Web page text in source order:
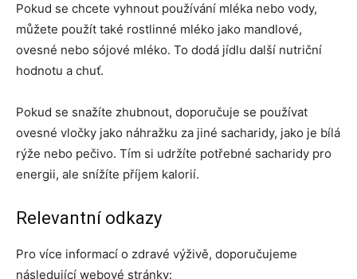
Pokud se chcete vyhnout používání mléka nebo vody,
můžete použít také rostlinné mléko jako mandlové,
ovesné nebo sójové mléko. To dodá jídlu další nutriční
hodnotu a chuť.
Pokud se snažíte zhubnout, doporučuje se používat
ovesné vločky jako náhražku za jiné sacharidy, jako je bílá
rýže nebo pečivo. Tím si udržíte potřebné sacharidy pro
energii, ale snížíte příjem kalorií.
Relevantní odkazy
Pro více informací o zdravé výživě, doporučujeme
následující webové stránky: